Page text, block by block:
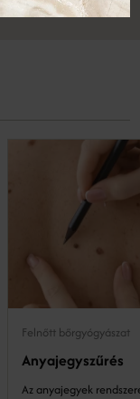
Felnőtt bőrgyógyászat
Anyajegyszűrés
Az anyajegyek